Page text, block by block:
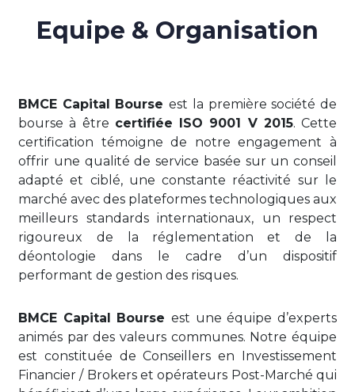
Equipe & Organisation
BMCE Capital Bourseest la première société de
bourse à être certifiée ISO 9001 V 2015. Cette
certification témoigne de notre engagement à
offrir une qualité de service basée sur un conseil
adapté et ciblé, une constante réactivité sur le
marché avec des plateformes technologiques aux
meilleurs standards internationaux, un respect
rigoureux de la réglementation et de la
déontologie dans le cadre d’un dispositif
performant de gestion des risques.
BMCE Capital Bourse est une équipe d’experts
animés par des valeurs communes. Notre équipe
est constituée de Conseillers en Investissement
Financier / Brokers et opérateurs Post-Marché qui